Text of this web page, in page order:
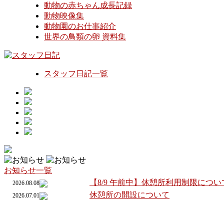
動物の赤ちゃん成長記録
動物映像集
動物園のお仕事紹介
世界の鳥類の卵 資料集
スタッフ日記一覧
お知らせ一覧
2026.08.08 【8/9 午前中】休憩所利用制限につい
2026.07.01 休憩所の開設について